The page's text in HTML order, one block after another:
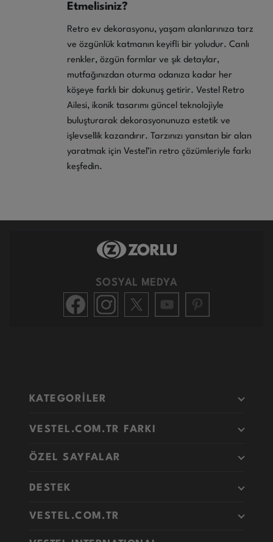
Etmelisiniz?
Retro ev dekorasyonu, yaşam alanlarınıza tarz
ve özgünlük katmanın keyifli bir yoludur. Canlı
renkler, özgün formlar ve şık detaylar,
mutfağınızdan oturma odanıza kadar her
köşeye farklı bir dokunuş getirir. Vestel Retro
Ailesi, ikonik tasarımı güncel teknolojiyle
buluşturarak dekorasyonunuza estetik ve
işlevsellik kazandırır. Tarzınızı yansıtan bir alan
yaratmak için Vestel’in retro çözümleriyle farkı
keşfedin.
SOSYAL MEDYA
KATEGORİLER
VESTEL.COM.TR FARKI
ÖZEL SAYFALAR
DESTEK
VESTEL.COM.TR